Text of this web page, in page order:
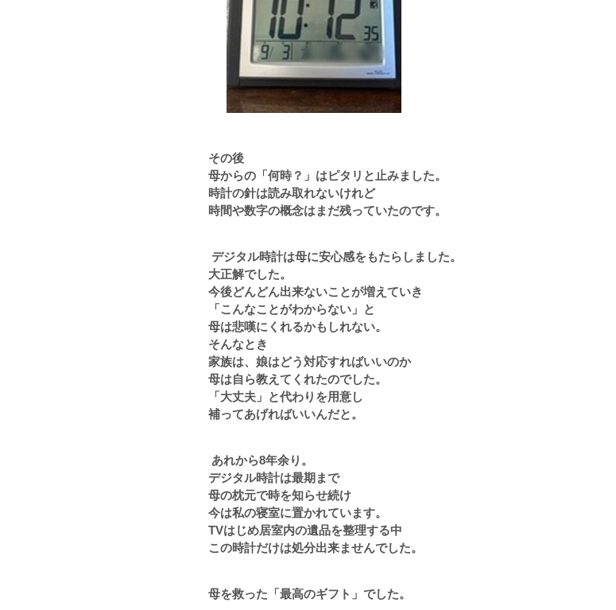
その後
母からの「何時？」はピタリと止みました。
時計の針は読み取れないけれど
時間や数字の概念はまだ残っていたのです。
デジタル時計は母に安心感をもたらしました。
大正解でした。
今後どんどん出来ないことが増えていき
「こんなことがわからない」と
母は悲嘆にくれるかもしれない。
そんなとき
家族は、娘はどう対応すればいいのか
母は自ら教えてくれたのでした。
「大丈夫」と代わりを用意し
補ってあげればいいんだと。
あれから8年余り。
デジタル時計は最期まで
母の枕元で時を知らせ続け
今は私の寝室に置かれています。
TVはじめ居室内の遺品を整理する中
この時計だけは処分出来ませんでした。
母を救った「最高のギフト」でした。